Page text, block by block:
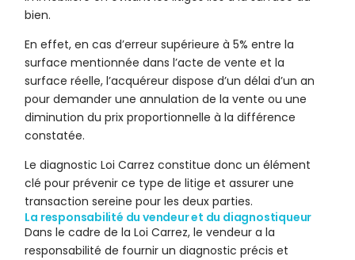
bien.
En effet, en cas d’erreur supérieure à 5% entre la
surface mentionnée dans l’acte de vente et la
surface réelle, l’acquéreur dispose d’un délai d’un an
pour demander une annulation de la vente ou une
diminution du prix proportionnelle à la différence
constatée.
Le diagnostic Loi Carrez constitue donc un élément
clé pour prévenir ce type de litige et assurer une
transaction sereine pour les deux parties.
La responsabilité du vendeur et du diagnostiqueur
Dans le cadre de la Loi Carrez, le vendeur a la
responsabilité de fournir un diagnostic précis et